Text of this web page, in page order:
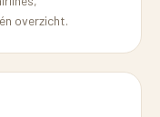
overzicht.